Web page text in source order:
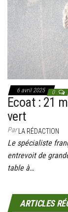
6 avril 2025 0
Ecoat : 21
vert
Par LA RÉDACTION
Le spécialiste
entrevoit de
table à…
ARTICLES